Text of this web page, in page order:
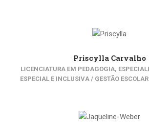
Priscylla Carvalho
LICENCIATURA EM PEDAGOGIA,
ESPECIAL E INCLUSIVA / GESTÃO